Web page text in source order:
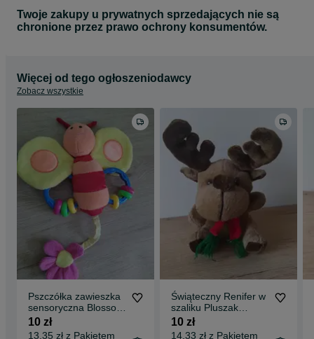
Twoje zakupy u prywatnych sprzedających nie są
chronione przez prawo ochrony konsumentów.
Więcej od tego ogłoszeniodawcy
Zobacz wszystkie
Pszczółka zawieszka
sensoryczna Blossom
Farm
10 zł
13,35 zł z Pakietem
Świąteczny Renifer w
szaliku Pluszak
Maskotka Pepsi
10 zł
14,33 zł z Pakietem